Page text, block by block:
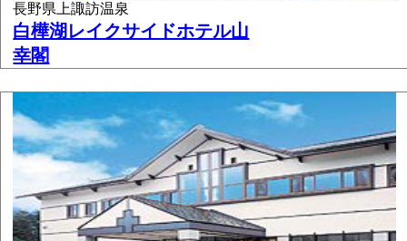
長野県上諏訪温泉
白樺湖レイクサイドホテル山
幸閣